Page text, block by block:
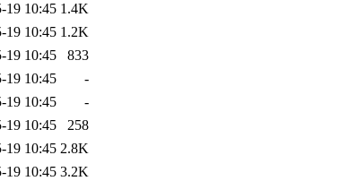
19 10:45 1.4K
19 10:45 1.2K
19 10:45
833
19 10:45
-
19 10:45
-
19 10:45
258
19 10:45 2.8K
19 10:45 3.2K